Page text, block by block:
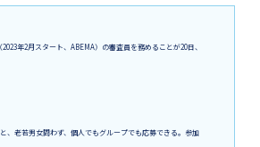
年2月スタート、ABEMA）の審査員を務めることが20日、
、老若男女問わず、個人でもグループでも応募できる。参加